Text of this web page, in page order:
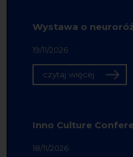
Wystawa o
19/11/2026
czytaj więcej
Inno Culture
18/11/2026